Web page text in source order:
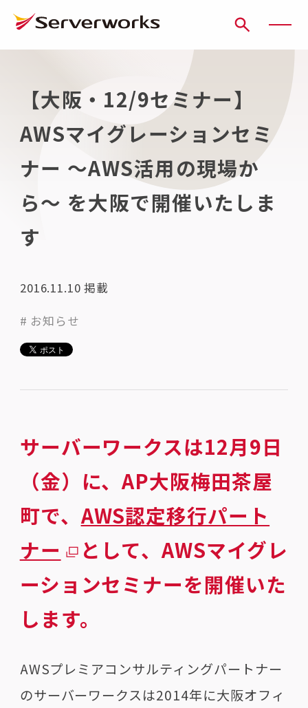
【大阪・12/9セミナー】
AWSマイグレーションセミ
ナー 〜AWS活用の現場か
ら〜 を大阪で開催いたしま
す
2016.11.10 掲載
# お知らせ
サーバーワークスは12月9日
（金）に、AP大阪梅田茶屋
町で、 AWS認定移行パート
ナー
として、AWSマイグレ
ーションセミナーを開催いた
します。
AWSプレミアコンサルティングパートナー
のサーバーワークスは2014年に大阪オフィ